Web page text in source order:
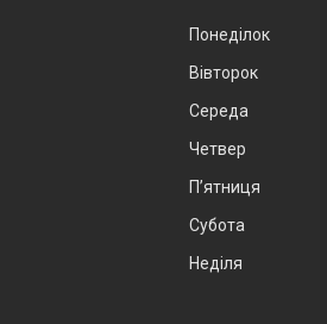
Понеділок
Вівторок
Середа
Четвер
Пʼятниця
Субота
Неділя